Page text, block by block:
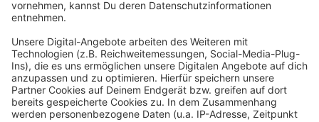
besteht Lebensgefahr.
Anzeige
Weitere Infos und Links zum Thema:
Anzeige